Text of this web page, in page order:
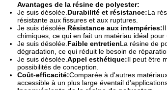
Avantages de la résine de polyester:
Je suis désolée. Durabilité et résistance:La
résistante aux fissures et aux ruptures.
Je suis désolée. Résistance aux intempéries:
chimiques, ce qui en fait un matériau idéal pour
Je suis désolée. Faible entretienLa résine de
dégradation, ce qui réduit le besoin de
Je suis désolée. Appel esthétique:Il peut être
possibilités de conception.
Coût-efficacité:Comparée à d'autres
accessible à un plus large éventail